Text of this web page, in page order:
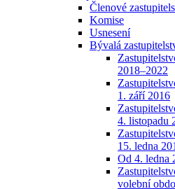
Členové
Komise
Usnesení
Bývalá
2018–2022
1. září 2016
4. listopadu
15. ledna
Od 4. ledna
volební